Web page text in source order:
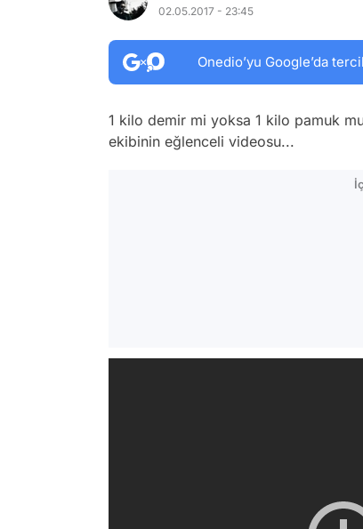
02.05.2017 - 23:45
Onedio’yu Google’da
1 kilo demir mi yoksa 1 kilo pamuk
ekibinin eğlenceli videosu...